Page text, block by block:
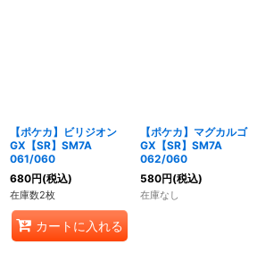
【ポケカ】ビリジオン
GX【SR】SM7A
061/060
680円(税込)
在庫数2枚
カートに入れる
【ポケカ】マグカルゴ
GX【SR】SM7A
062/060
580円(税込)
在庫なし